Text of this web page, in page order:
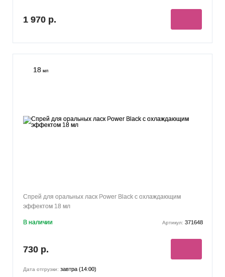
1 970 р.
18 мл
Спрей для оральных ласк Power Black с охлаждающим
эффектом 18 мл
В наличии Артикул: 371648
730 р.
Дата отгрузки: завтра (14:00)